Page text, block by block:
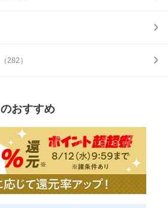
（282 ）
のおすすめ